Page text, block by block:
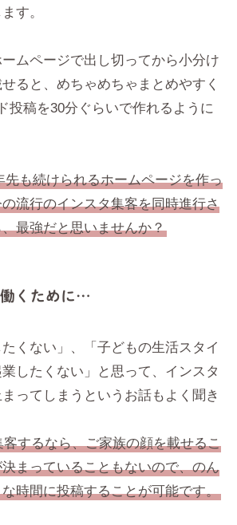
す。
ムページで出し切ってから小分け
ると、めちゃめちゃまとめやすく
投稿を30分ぐらいで作れるように
先も続けられるホームページを作っ
流行のインスタ集客を同時進行さ
最強だと思いませんか？
働くために…
たくない」、「子どもの生活スタイ
したくない」と思って、インスタ
ってしまうというお話もよく聞き
するなら、ご家族の顔を載せるこ
まっていることもないので、のん
時間に投稿することが可能です。